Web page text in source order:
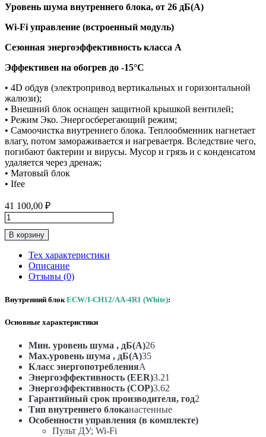
Уровень шума внутреннего блока, от 26 дБ(А)
Wi-Fi управление (встроенный модуль)
Сезонная энергоэффективность класса А
Эффективен на обогрев до -15°C
• 4D обдув (электропривод вертикальных и горизонтальной
жалюзи);
• Внешний блок оснащен защитной крышкой вентилей;
• Режим Эко. Энергосберегающий режим;
• Самоочистка внутреннего блока. Теплообменник нагнетает
влагу, потом замораживается и нагреваетря. Вследствие чего,
погибают бактерии и вирусы. Мусор и грязь и с конденсатом
удаляется через дренаж;
• Матовый блок
• Ifee
41 100,00 ₽
Количество
товара
Инверторная
Система
35м2
“Серия
line
ECW/I-
CH12/AA-
4R1
(White)
В корзину
Тех характеристики
Описание
Отзывы (0)
Внутренний блок ECW/I-CH12/AA-4R1 (White):
Основные характеристики
Мин. уровень шума , дБ(А)26
Max.уровень шума , дБ(А)35
Класс энергопотребленияA
Энергоэффективность (EER)3.21
Энергоэффективность (COP)3.62
Гарантийный срок производителя, год2
Тип внутреннего блоканастенные
Особенности управления (в комплекте)
Пульт ДУ; Wi-Fi